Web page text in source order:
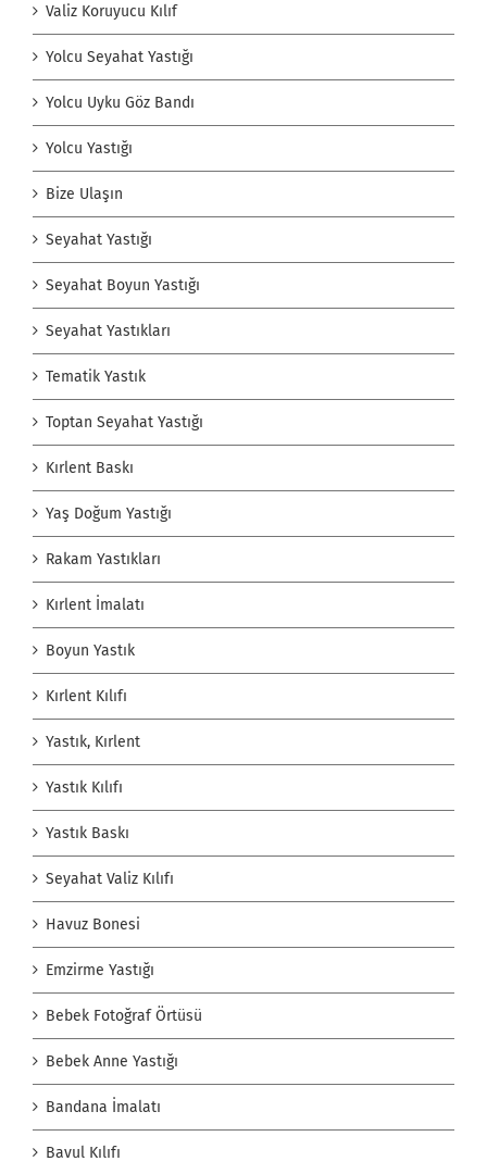
Valiz Koruyucu Kılıf
Yolcu Seyahat Yastığı
Yolcu Uyku Göz Bandı
Yolcu Yastığı
Bize Ulaşın
Seyahat Yastığı
Seyahat Boyun Yastığı
Seyahat Yastıkları
Tematik Yastık
Toptan Seyahat Yastığı
Kırlent Baskı
Yaş Doğum Yastığı
Rakam Yastıkları
Kırlent İmalatı
Boyun Yastık
Kırlent Kılıfı
Yastık, Kırlent
Yastık Kılıfı
Yastık Baskı
Seyahat Valiz Kılıfı
Havuz Bonesi
Emzirme Yastığı
Bebek Fotoğraf Örtüsü
Bebek Anne Yastığı
Bandana İmalatı
Bavul Kılıfı